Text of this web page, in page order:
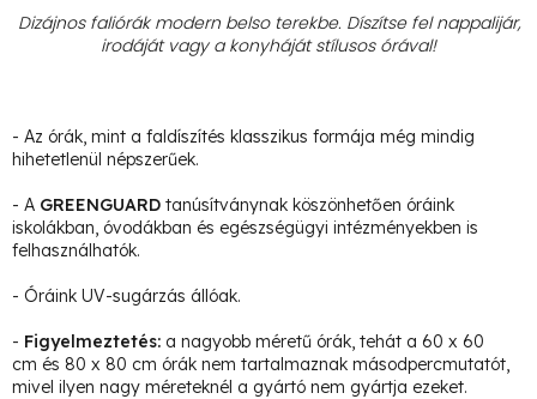
Dizájnos faliórák modern belso terekbe. Díszítse fel nappalijár,
irodáját vagy a konyháját stílusos órával!
- Az órák, mint a faldíszítés klasszikus formája még mindig
hihetetlenül népszerűek.
- A GREENGUARD tanúsítványnak köszönhetően óráink
iskolákban, óvodákban és egészségügyi intézményekben is
felhasználhatók.
- Óráink UV-sugárzás állóak.
- Figyelmeztetés: a nagyobb méretű órák, tehát a 60 x 60
cm és 80 x 80 cm órák nem tartalmaznak másodpercmutatót,
mivel ilyen nagy méreteknél a gyártó nem gyártja ezeket.